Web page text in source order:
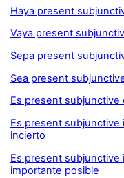
Haya present
Vaya present
Sepa present
Sea present
Es present subjunctive
Es present subjunctive
incierto
Es present
importante posible